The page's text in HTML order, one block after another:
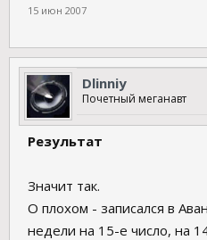
15 июн 2007
Dlinniy
Почетный меганавт
Результат
Значит так.
О плохом - записался в
недели на 15-е число, на